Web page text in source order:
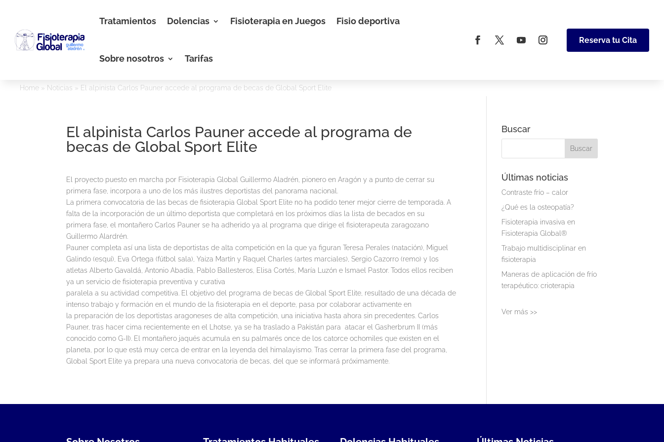
Tratamientos Dolencias Fisioterapia en Juegos Fisio deportiva
Sobre nosotros Tarifas
Reserva tu Cita
Home » Noticias » El alpinista Carlos Pauner accede al programa de becas de Global Sport Elite
El alpinista Carlos Pauner accede al programa de
becas de Global Sport Elite
El proyecto puesto en marcha por Fisioterapia Global Guillermo Aladrén, pionero en Aragón y a punto de cerrar su
primera fase, incorpora a uno de los más ilustres deportistas del panorama nacional.
La primera convocatoria de las becas de fisioterapia Global Sport Elite no ha podido tener mejor cierre de temporada. A
falta de la incorporación de un último deportista que completará en los próximos días la lista de becados en su
primera fase, el montañero Carlos Pauner se ha adherido ya al programa que dirige el fisioterapeuta zaragozano
Guillermo Alardrén.
Pauner completa así una lista de deportistas de alta competición en la que ya figuran Teresa Perales (natación), Miguel
Galindo (esquí), Eva Ortega (fútbol sala), Yaiza Martín y Raquel Charles (artes marciales), Sergio Cazorro (remo) y los
atletas Alberto Gavaldá, Antonio Abadía, Pablo Ballesteros, Elisa Cortés, María Luzón e Ismael Pastor. Todos ellos reciben
ya un servicio de fisioterapia preventiva y curativa
paralela a su actividad competitiva. El objetivo del programa de becas de Global Sport Elite, resultado de una década de
intenso trabajo y formación en el mundo de la fisioterapia en el deporte, pasa por colaborar activamente en
la preparación de los deportistas aragoneses de alta competición, una iniciativa hasta ahora sin precedentes. Carlos
Pauner, tras hacer cima recientemente en el Lhotse, ya se ha traslado a Pakistán para atacar el Gasherbrum II (más
conocido como G-II). El montañero jaqués acumula en su palmarés once de los catorce ochomiles que existen en el
planeta, por lo que está muy cerca de entrar en la leyenda del himalayismo. Tras cerrar la primera fase del programa,
Global Sport Elite ya prepara una nueva convocatoria de becas, del que se informará próximamente.
Buscar
Últimas noticias
Contraste frío – calor
¿Qué es la osteopatía?
Fisioterapia invasiva en
Fisioterapia Global®
Trabajo multidisciplinar en
fisioterapia
Maneras de aplicación de frío
terapéutico: crioterapia
Ver más >>